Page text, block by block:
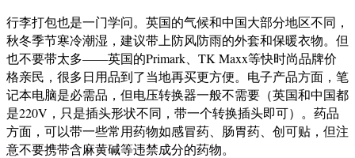
行李打包也是一门学问。英国的气候和中国大部分地区不同，
秋冬季节寒冷潮湿，建议带上防风防雨的外套和保暖衣物。但
也不要带太多——英国的Primark、TK Maxx等快时尚品牌价
格亲民，很多日用品到了当地再买更方便。电子产品方面，笔
记本电脑是必需品，但电压转换器一般不需要（英国和中国都
是220V，只是插头形状不同，带一个转换插头即可）。药品
方面，可以带一些常用药物如感冒药、肠胃药、创可贴，但注
意不要携带含麻黄碱等违禁成分的药物。